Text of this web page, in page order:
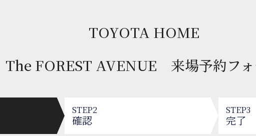
TOYOTA HOME
The FOREST AVENUE
来場予約フ
2
確認
3
完了